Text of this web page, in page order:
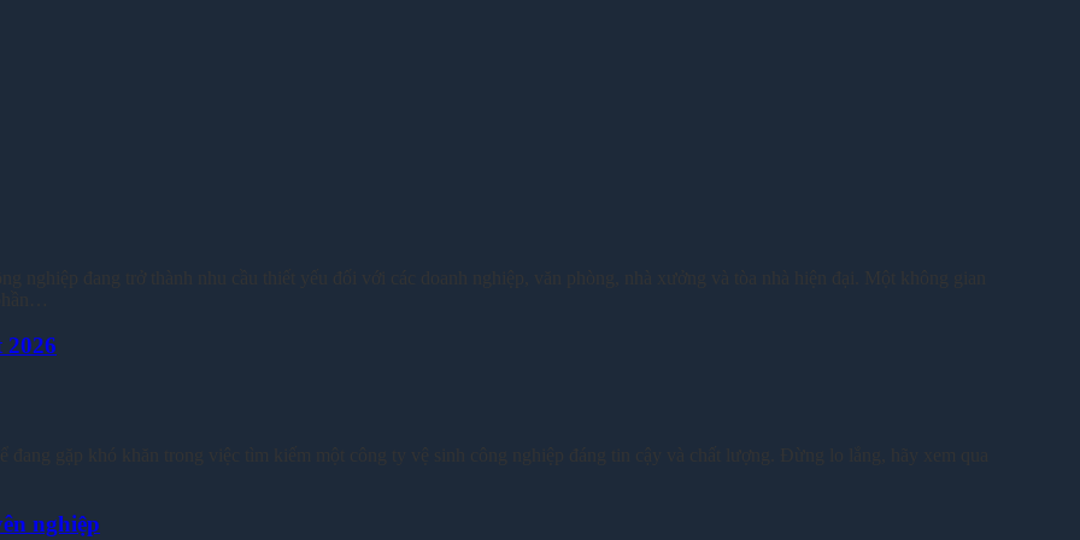
nghiệp đang trở thành nhu cầu thiết yếu đối với các doanh nghiệp, văn phòng, nhà xưởng và tòa nhà hiện đại. Một không gian
đang gặp khó khăn trong việc tìm kiếm một công ty vệ sinh công nghiệp đáng tin cậy và chất lượng. Đừng lo lắng, hãy xem qua
nghiệp